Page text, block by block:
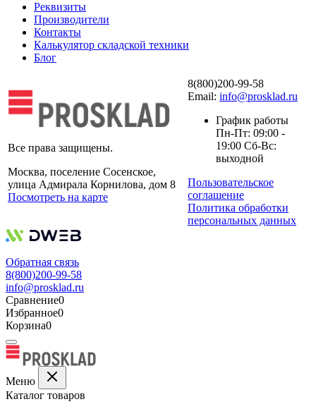
Реквизиты
Производители
Контакты
Калькулятор складской техники
Блог
Все права защищены.
Москва, поселение Сосенское,
улица Адмирала Корнилова, дом 8
Посмотреть на карте
8(800)200-99-58
Email: info@prosklad.ru
График работы
Пн-Пт: 09:00 -
19:00 Сб-Вс:
выходной
Пользовательское
соглашение
Политика обработки
персональных данных
Обратная связь
8(800)200-99-58
info@prosklad.ru
Сравнение0
Избранное0
Корзина0
Меню
Каталог товаров